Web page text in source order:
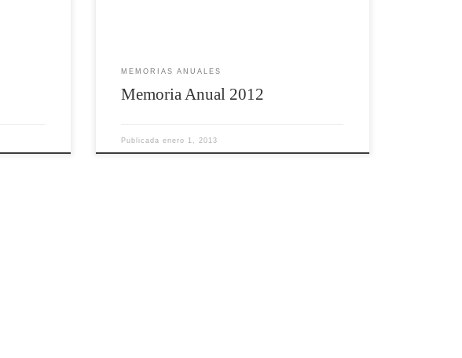
MEMORIAS ANUALES
Memoria Anual 2012
Publicadaenero 1, 2013